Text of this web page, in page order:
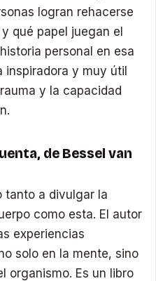
logran rehacerse
qué papel juegan el
personal en esa
inspiradora y muy útil
y la capacidad
de Bessel van
tanto a divulgar la
como esta. El autor
experiencias
solo en la mente, sino
organismo. Es un libro